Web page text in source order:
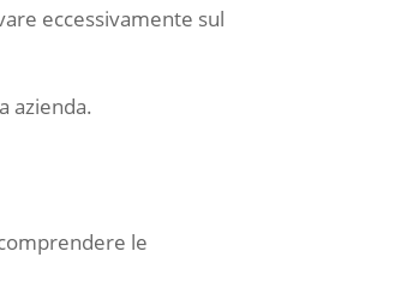
eccessivamente sul
azienda.
le